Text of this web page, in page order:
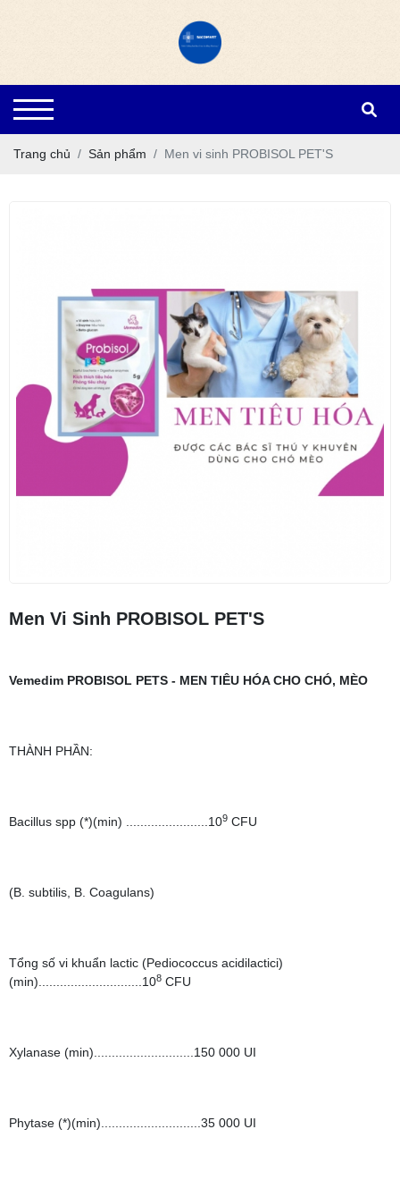
Trang chủ Sản phẩm Men vi sinh PROBISOL PET'S
Men Vi Sinh PROBISOL PET'S
Vemedim PROBISOL PETS - MEN TIÊU HÓA CHO CHÓ, MÈO
THÀNH PHẦN:
Bacillus spp (*)(min) .......................109 CFU
(B. subtilis, B. Coagulans)
Tổng số vi khuẩn lactic (Pediococcus acidilactici)
(min).............................108 CFU
Xylanase (min)............................150 000 UI
Phytase (*)(min)............................35 000 UI